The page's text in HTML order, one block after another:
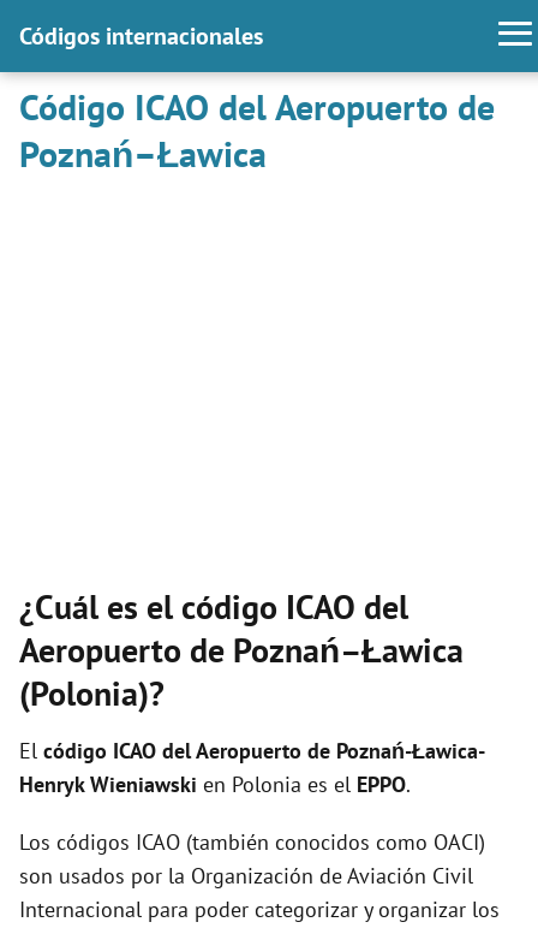
Códigos internacionales
Código ICAO del Aeropuerto de
Poznań–Ławica
¿Cuál es el código ICAO del
Aeropuerto de Poznań–Ławica
(Polonia)?
El código ICAO delAeropuerto de Poznań-Ławica-
Henryk Wieniawski en Polonia es el EPPO.
Los códigos ICAO (también conocidos como OACI)
son usados por la Organización de Aviación Civil
Internacional para poder categorizar y organizar los